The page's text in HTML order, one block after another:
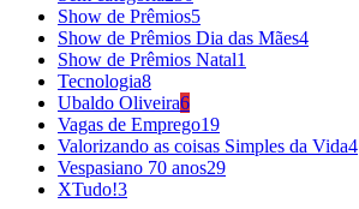
Show de Prêmios5
Show de Prêmios Dia das Mães4
Show de Prêmios Natal1
Tecnologia8
Ubaldo Oliveira6
Vagas de Emprego19
Valorizando as coisas Simples da Vida4
Vespasiano 70 anos29
XTudo!3